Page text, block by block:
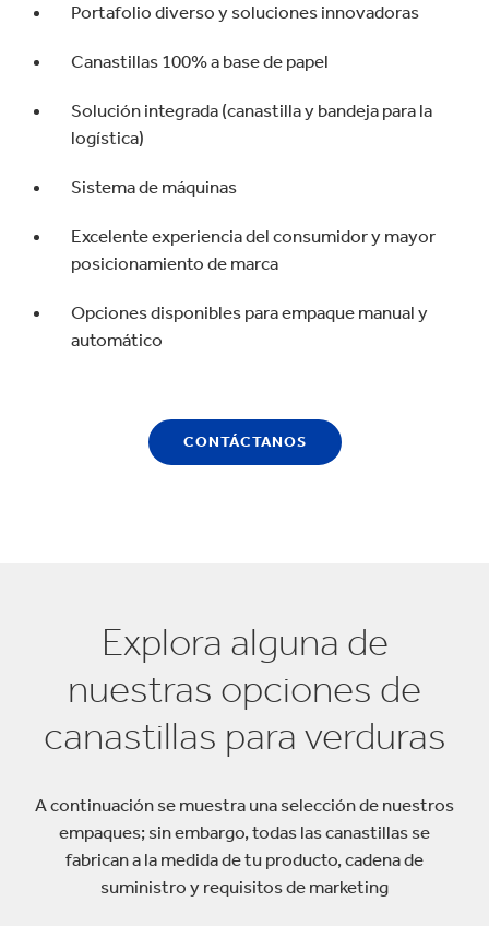
Portafolio diverso y soluciones innovadoras
Canastillas 100% a base de papel
Solución integrada (canastilla y bandeja para la
logística)
Sistema de máquinas
Excelente experiencia del consumidor y mayor
posicionamiento de marca
Opciones disponibles para empaque manual y
automático
CONTÁCTANOS
Explora alguna de
nuestras opciones de
canastillas para verduras
A continuación se muestra una selección de nuestros
empaques; sin embargo, todas las canastillas se
fabrican a la medida de tu producto, cadena de
suministro y requisitos de marketing